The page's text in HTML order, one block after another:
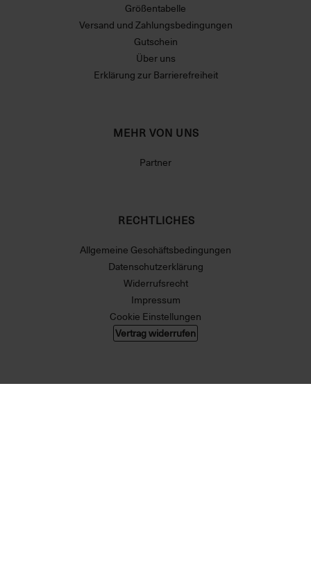
Größentabelle
Versand und Zahlungsbedingungen
Gutschein
Über uns
Erklärung zur Barrierefreiheit
MEHR VON UNS
Partner
RECHTLICHES
Allgemeine Geschäftsbedingungen
Datenschutzerklärung
Widerrufsrecht
Impressum
Cookie Einstellungen
Vertrag widerrufen